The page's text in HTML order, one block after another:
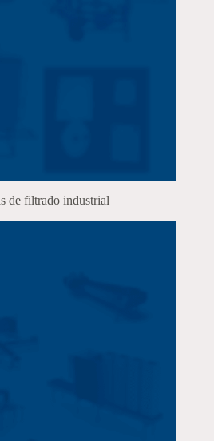
de filtrado industrial